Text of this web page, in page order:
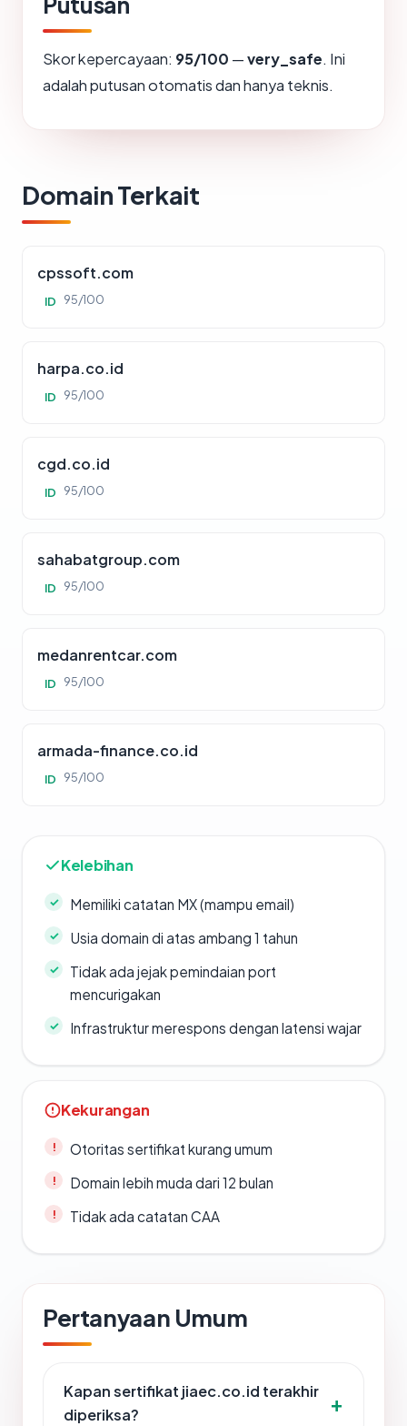
Skor kepercayaan: 95/100 —very_safe. Ini
adalah putusan otomatis dan hanya teknis.
Domain Terkait
cpssoft.com
ID 95/100
harpa.co.id
ID 95/100
cgd.co.id
ID 95/100
sahabatgroup.com
ID 95/100
medanrentcar.com
ID 95/100
armada-finance.co.id
ID 95/100
Kelebihan
Memiliki catatan MX (mampu email)
Usia domain di atas ambang 1 tahun
Tidak ada jejak pemindaian port
mencurigakan
Infrastruktur merespons dengan latensi wajar
Kekurangan
Otoritas sertifikat kurang umum
Domain lebih muda dari 12 bulan
Tidak ada catatan CAA
Pertanyaan Umum
Kapan sertifikat jiaec.co.id terakhir
diperiksa?